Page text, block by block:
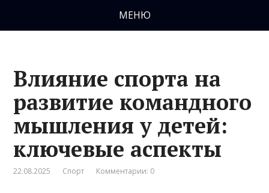
МЕНЮ
Влияние спорта на
развитие командного
мышления у детей:
ключевые аспекты
22.08.2025 Спорт Комментарии: 0